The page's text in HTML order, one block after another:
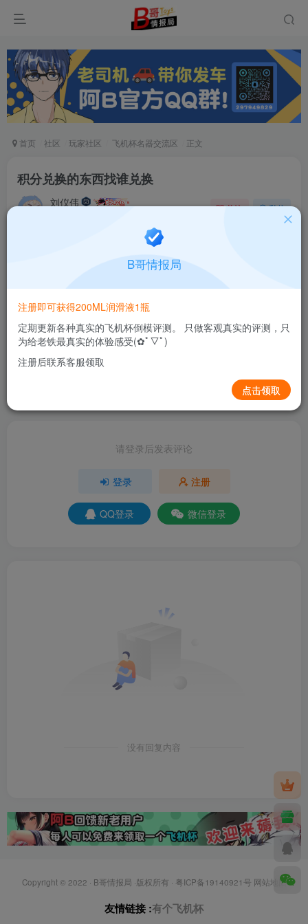
首页 社区 玩家社区 飞机杯名器交流区 正文
积分兑换的东西找谁兑换
刘仪伟 关注 私信
评分
分享 收藏
请登录后发表评论
登录 注册
QQ登录 微信登录
没有回复内容
Copyright © 2022 · B哥情报局 ·版权所有 · 粤ICP备19140921号 网站地图
友情链接 :有个飞机杯
B哥情报局
注册即可获得200ML润滑液1瓶
定期更新各种真实的飞机杯倒模评测。 只做客观真实的评测，只
为给老铁最真实的体验感受(✿ﾟ▽ﾟ)
注册后联系客服领取
点击领取